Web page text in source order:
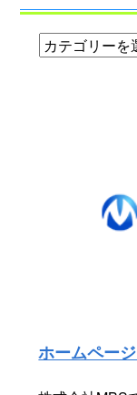
ホームペー